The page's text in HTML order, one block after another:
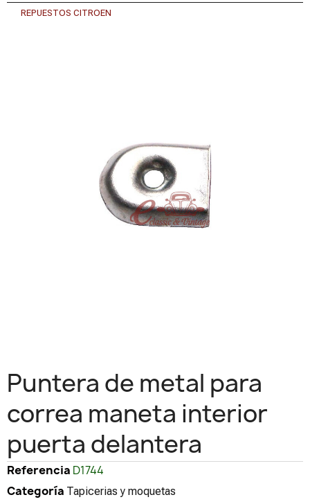
REPUESTOS CITROEN
Puntera de metal para
correa maneta interior
puerta delantera
Referencia D1744
Categoría Tapicerias y moquetas